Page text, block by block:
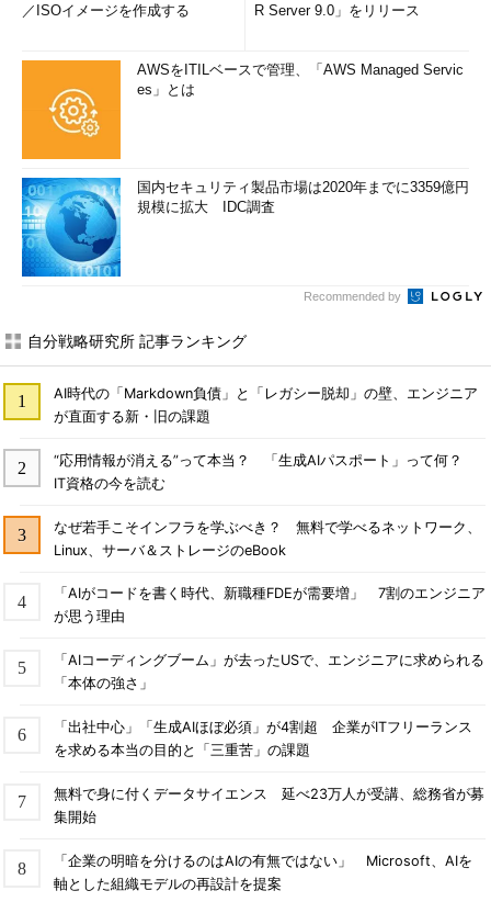
／ISOイメージを作成する
R Server 9.0」をリリース
AWSをITILベースで管理、「AWS Managed Servic
es」とは
国内セキュリティ製品市場は2020年までに3359億円
規模に拡大 IDC調査
Recommended by
自分戦略研究所 記事ランキング
AI時代の「Markdown負債」と「レガシー脱却」の壁、エンジニア
が直面する新・旧の課題
“応用情報が消える”って本当？ 「生成AIパスポート」って何？
IT資格の今を読む
なぜ若手こそインフラを学ぶべき？ 無料で学べるネットワーク、
Linux、サーバ＆ストレージのeBook
「AIがコードを書く時代、新職種FDEが需要増」 7割のエンジニア
が思う理由
「AIコーディングブーム」が去ったUSで、エンジニアに求められる
「本体の強さ」
「出社中心」「生成AIほぼ必須」が4割超 企業がITフリーランス
を求める本当の目的と「三重苦」の課題
無料で身に付くデータサイエンス 延べ23万人が受講、総務省が募
集開始
「企業の明暗を分けるのはAIの有無ではない」 Microsoft、AIを
軸とした組織モデルの再設計を提案